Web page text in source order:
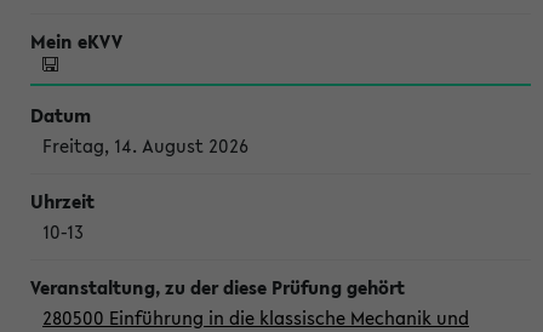
Freitag, 14. August 2026
10-13
280500 Einführung in die klassische Mechanik und